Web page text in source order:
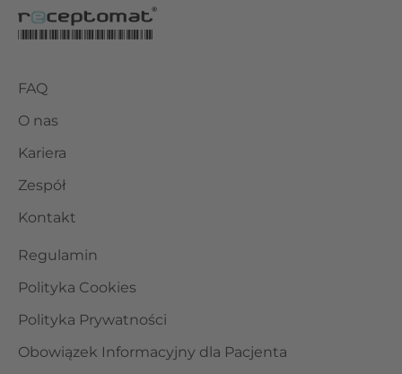
FAQ
O nas
Kariera
Zespół
Kontakt
Regulamin
Polityka Cookies
Polityka Prywatności
Obowiązek Informacyjny dla Pacjenta